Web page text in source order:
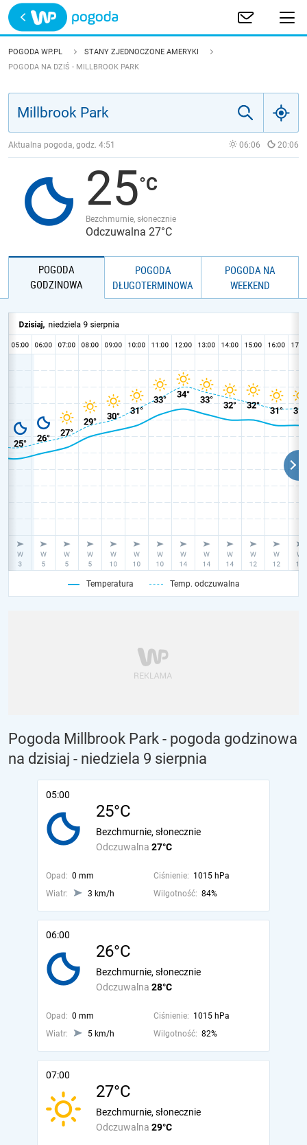
Trwa ładowanie
POLSKA
JAKOŚĆ POWIETRZA
POGODA WP.PL
STANY ZJEDNOCZONE AMERYKI
POGODA NA DZIŚ - MILLBROOK PARK
Aktualna pogoda, godz. 4:51 06:06 20:06
25
Bezchmurnie, słonecznie
Odczuwalna 27°C
POGODA
GODZINOWA
POGODA
DŁUGOTERMINOWA
POGODA NA
WEEKEND
Temperatura Temp. odczuwalna
Pogoda Millbrook Park - pogoda godzinowa
na dzisiaj - niedziela 9 sierpnia
05:00
25°C
Odczuwalna 27°C
Bezchmurnie, słonecznie
Opad: 0 mm Ciśnienie: 1015 hPa
Wiatr:
3 km/h Wilgotność: 84%
06:00
26°C
Odczuwalna 28°C
Bezchmurnie, słonecznie
Opad: 0 mm Ciśnienie: 1015 hPa
Wiatr:
5 km/h Wilgotność: 82%
07:00
27°C
Odczuwalna 29°C
Bezchmurnie, słonecznie